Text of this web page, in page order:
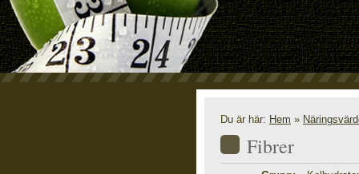
Du är här: Hem »
Fibrer